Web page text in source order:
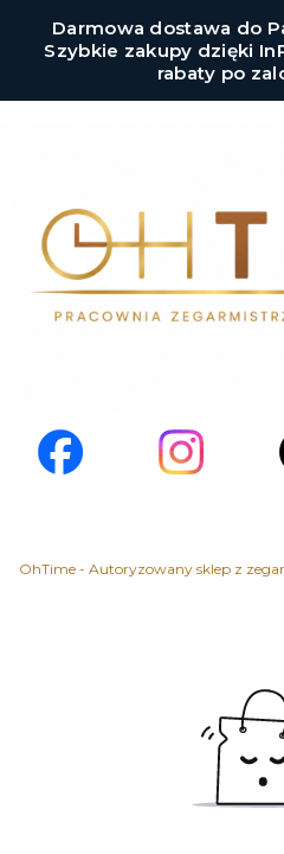
Darmowa dostawa do
Szybkie zakupy dzięki
rabaty po
OhTime - Autoryzowany sklep z